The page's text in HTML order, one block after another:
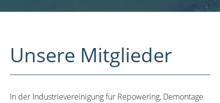
Unsere Mitglieder
In der Industrievereinigung für Repowering, Demontage